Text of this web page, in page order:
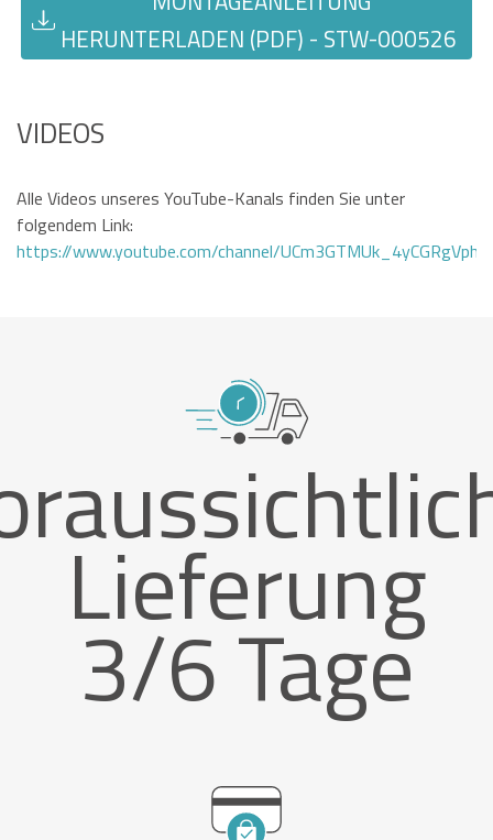
HERUNTERLADEN (PDF) - STW-000526
VIDEOS
Alle Videos unseres YouTube-Kanals finden Sie unter
folgendem Link:
https://www.youtube.com/channel/
Lieferung
3/6 Tage